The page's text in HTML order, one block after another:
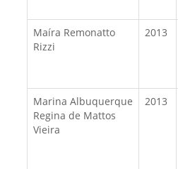
Maíra Remonatto
Rizzi
2013
Marina Albuquerque
Regina de Mattos
Vieira
2013